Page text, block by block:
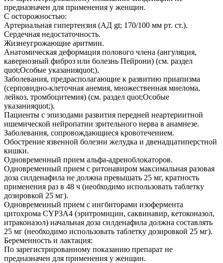
предназначен для применения у женщин.
С осторожностью:
Артериальная гипертензия (АД gt; 170/100 мм рт. ст.).
Сердечная недостаточность.
Жизнеугрожающие аритмии.
Анатомическая деформация полового члена (ангуляция,
кавернозный фиброз или болезнь Пейрони) (см. раздел
quot;Особые указанияquot;).
Заболевания, предрасполагающие к развитию приапизма
(серповидно-клеточная анемия, множественная миелома,
лейкоз, тромбоцитемия) (см. раздел quot;Особые
указанияquot;).
Пациенты с эпизодами развития передней неартериитной
ишемической нейропатии зрительного нерва в анамнезе.
Заболевания, сопровождающиеся кровотечением.
Обострение язвенной болезни желудка и двенадцатиперстной
кишки.
Одновременный прием альфа-адреноблокаторов.
Одновременный прием с ритонавиром максимальная разовая
доза силденафила не должна превышать 25 мг, кратность
применения раз в 48 ч (необходимо использовать таблетку
дозировкой 25 мг).
Одновременный прием с ингбиторами изофермента
цитохрома CYP3A4 (эритромицин, саквинавир, кетоконазол,
итраконазол) начальная доза силденафила должна составлять
25 мг (необходимо использовать таблетку дозировкой 25 мг).
Беременность и лактация:
По зарегистрированному показанию препарат не
предназначен для применения у женщин.